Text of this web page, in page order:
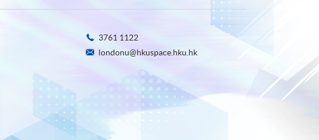
3761 1122
londonu@hkuspace.hku.hk